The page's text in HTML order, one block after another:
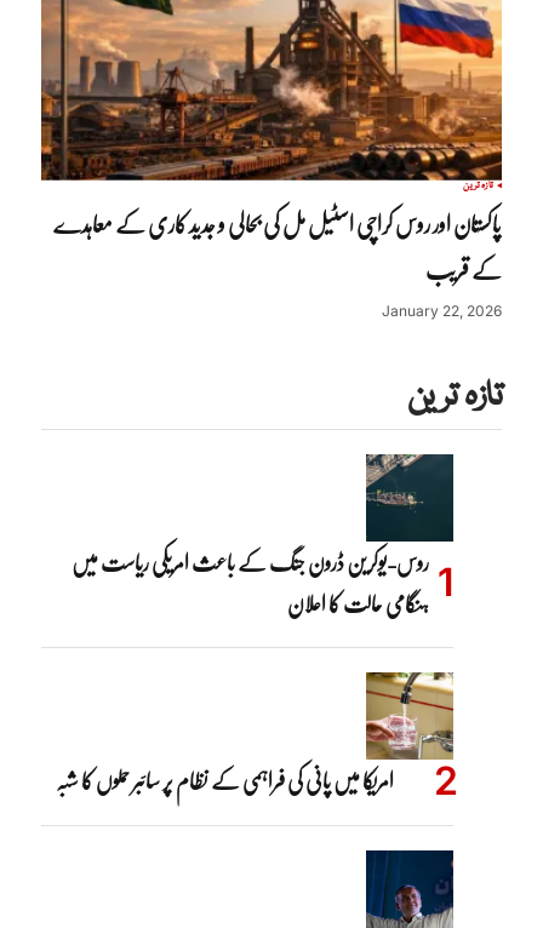
تازہ ترین
پاکستان اور روس کراچی اسٹیل مل کی بحالی و جدید کاری کے معاہدے
کے قریب
January 22, 2026
تازہ ترین
روس-یوکرین ڈرون جنگ کے باعث امریکی ریاست میں
ہنگامی حالت کا اعلان
امریکا میں پانی کی فراہمی کے نظام پر سائبر حملوں کا شبہ